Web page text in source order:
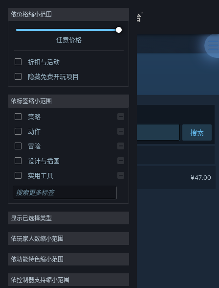
登录
关于
客服
依价格缩小范围
任意价格
折扣与活动
隐藏免费开玩项目
依标签缩小范围
策略
动作
冒险
设计与插画
实用工具
免费开玩
角色扮演
大型多人在线
独立
休闲
模拟
显示已选择类型
依玩家人数缩小范围
依功能特色缩小范围
依控制器支持缩小范围
开发者: Toukana Interactive
排序依据 相关性
搜索
1 个匹配的搜索结果。
¥47.00